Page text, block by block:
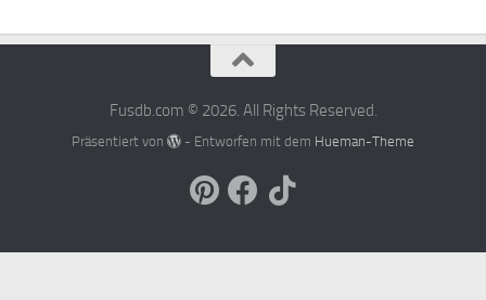
Fusdb.com © 2026. All Rights Reserved.
Präsentiert von - Entworfen mit dem Hueman-Theme